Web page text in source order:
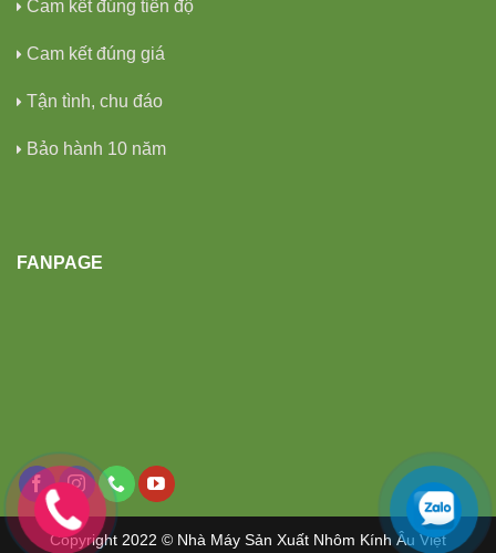
Cam kết đúng tiến độ
Cam kết đúng giá
Tận tình, chu đáo
Bảo hành 10 năm
FANPAGE
Copyright 2022 © Nhà Máy Sản Xuất Nhôm Kính Âu Việt